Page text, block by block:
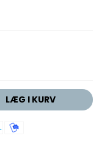
LÆG I KURV